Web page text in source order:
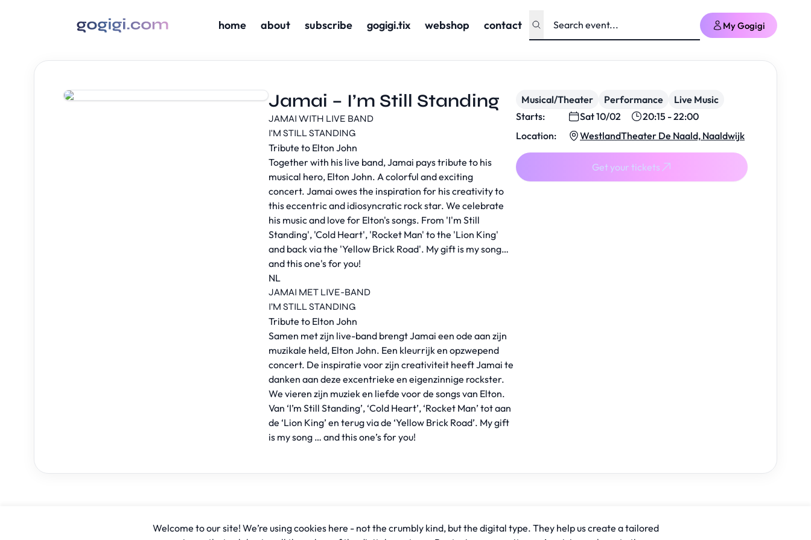
home about subscribe gogigi.tix webshop contact My Gogigi
Jamai – I’m Still Standing
JAMAI WITH LIVE BAND
I'M STILL STANDING
Tribute to Elton John
Together with his live band, Jamai pays tribute to his
musical hero, Elton John. A colorful and exciting
concert. Jamai owes the inspiration for his creativity to
this eccentric and idiosyncratic rock star. We celebrate
his music and love for Elton's songs. From 'I'm Still
Standing', 'Cold Heart', 'Rocket Man' to the 'Lion King'
and back via the 'Yellow Brick Road'. My gift is my song…
and this one's for you!
NL
JAMAI MET LIVE-BAND
I’M STILL STANDING
Tribute to Elton John
Samen met zijn live-band brengt Jamai een ode aan zijn
muzikale held, Elton John. Een kleurrijk en opzwepend
concert. De inspiratie voor zijn creativiteit heeft Jamai te
danken aan deze excentrieke en eigenzinnige rockster.
We vieren zijn muziek en liefde voor de songs van Elton.
Van ‘I’m Still Standing’, ‘Cold Heart’, ‘Rocket Man’ tot aan
de ‘Lion King’ en terug via de ‘Yellow Brick Road’. My gift
is my song … and this one’s for you!
Musical/Theater Performance
Live Music
Starts:
Sat 10/02
20:15 - 22:00
Location:
WestlandTheater De Naald, Naaldwijk
Get your tickets
Welcome to our site! We’re using cookies here - not the crumbly kind, but the digital type. They help us create a tailored